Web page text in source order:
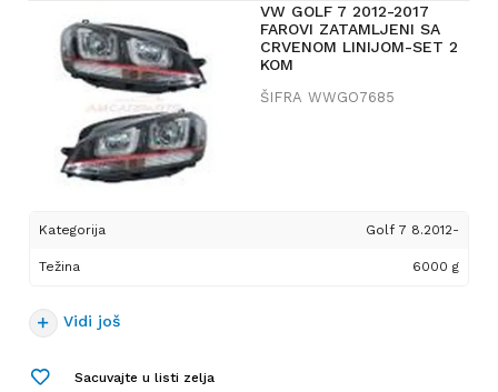
VW GOLF 7 2012-2017
FAROVI ZATAMLJENI SA
CRVENOM LINIJOM-SET 2
KOM
ŠIFRA WWGO7685
Kategorija Golf 7 8.2012-
Težina 6000 g
Vidi još
Sacuvajte u listi zelja